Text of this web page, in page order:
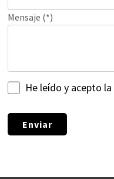
Mensaje (*)
He leído y acepto la
Enviar